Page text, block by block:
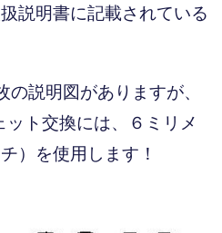
説明書に記載されている
説明図がありますが、
ト交換には、６ミリメ
）を使用します！